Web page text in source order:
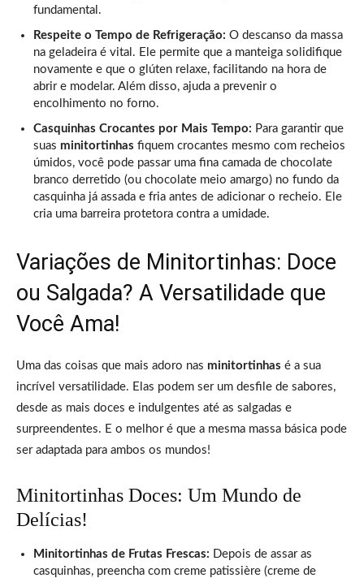
fundamental.
Respeite o Tempo de Refrigeração: O descanso da massa
na geladeira é vital. Ele permite que a manteiga solidifique
novamente e que o glúten relaxe, facilitando na hora de
abrir e modelar. Além disso, ajuda a prevenir o
encolhimento no forno.
Casquinhas Crocantes por Mais Tempo: Para garantir que
suas minitortinhas fiquem crocantes mesmo com recheios
úmidos, você pode passar uma fina camada de chocolate
branco derretido (ou chocolate meio amargo) no fundo da
casquinha já assada e fria antes de adicionar o recheio. Ele
cria uma barreira protetora contra a umidade.
Variações de Minitortinhas: Doce
ou Salgada? A Versatilidade que
Você Ama!
Uma das coisas que mais adoro nas minitortinhas é a sua
incrível versatilidade. Elas podem ser um desfile de sabores,
desde as mais doces e indulgentes até as salgadas e
surpreendentes. E o melhor é que a mesma massa básica pode
ser adaptada para ambos os mundos!
Minitortinhas Doces: Um Mundo de
Delícias!
Minitortinhas de Frutas Frescas: Depois de assar as
casquinhas, preencha com creme patissière (creme de